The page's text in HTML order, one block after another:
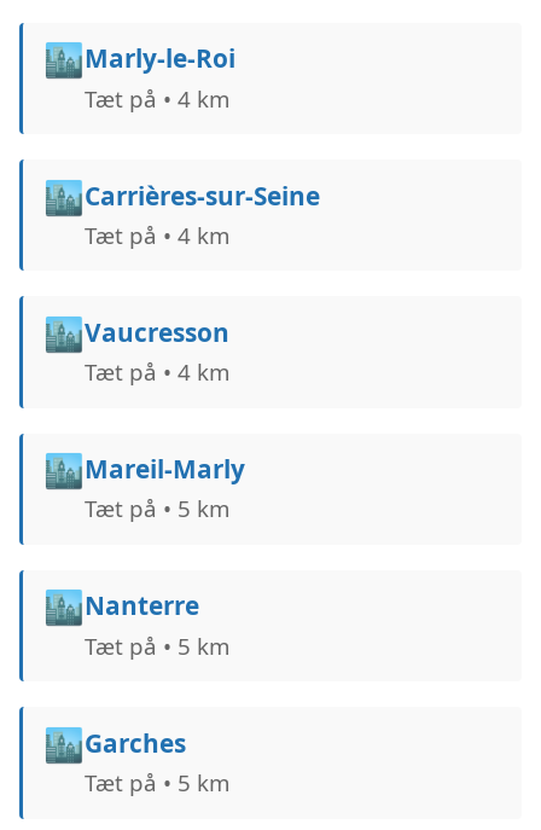
🏙️Marly-le-Roi
Tæt på • 4 km
🏙️Carrières-sur-Seine
Tæt på • 4 km
🏙️Vaucresson
Tæt på • 4 km
🏙️Mareil-Marly
Tæt på • 5 km
🏙️Nanterre
Tæt på • 5 km
🏙️Garches
Tæt på • 5 km